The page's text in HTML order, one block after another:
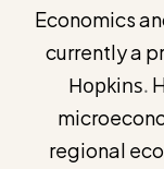
Economics
currently a
Hopkins.
regional